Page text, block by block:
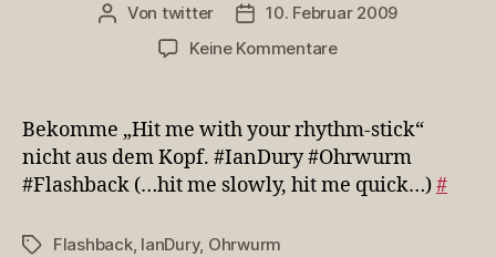
Beitragsautor
Von twitter Veröffentlichungsdatum
10. Februar 2009
Keine Kommentarezu
me
with
your
rhyt…
Bekomme „Hit me with your rhythm-stick“
nicht aus dem Kopf. #IanDury #Ohrwurm
#Flashback (…hit me slowly, hit me quick…)#
Schlagwörter
Flashback, IanDury, Ohrwurm